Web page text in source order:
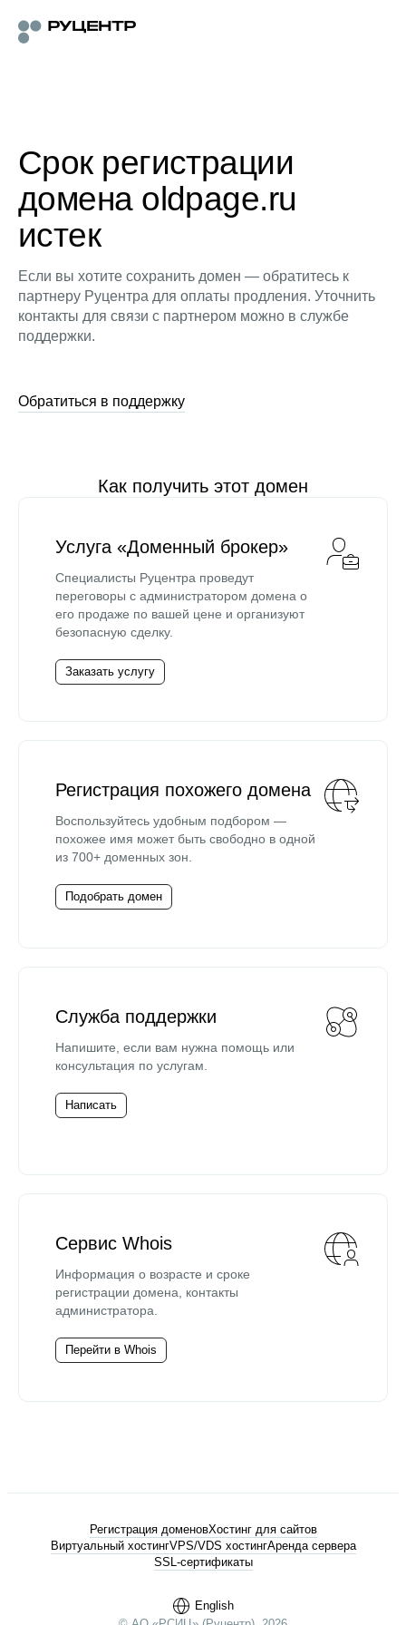
Срок регистрации
домена oldpage.ru
истек
Если вы хотите сохранить домен — обратитесь к
партнеру Руцентра для оплаты продления. Уточнить
контакты для связи с партнером можно в службе
поддержки.
Обратиться в поддержку
Как получить этот домен
Услуга «Доменный брокер»
Специалисты Руцентра проведут
переговоры с администратором домена о
его продаже по вашей цене и организуют
безопасную сделку.
Заказать услугу
Регистрация похожего домена
Воспользуйтесь удобным подбором —
похожее имя может быть свободно в одной
из 700+ доменных зон.
Подобрать домен
Служба поддержки
Напишите, если вам нужна помощь или
консультация по услугам.
Написать
Сервис Whois
Информация о возрасте и сроке
регистрации домена, контакты
администратора.
Перейти в Whois
English
Регистрация доменовХостинг для сайтов
Виртуальный хостингVPS/VDS хостингАренда сервера
SSL-сертификаты